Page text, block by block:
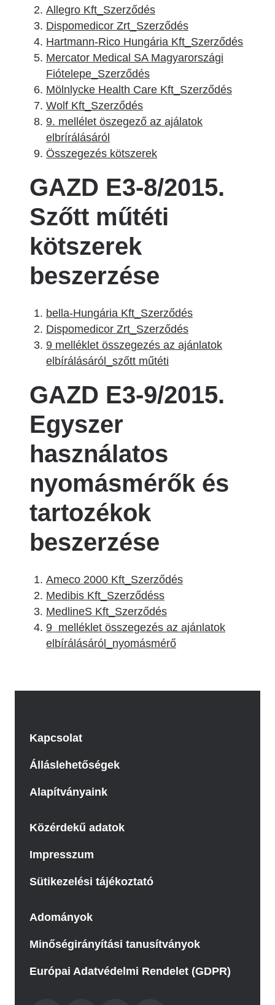
Allegro Kft_Szerződés
Dispomedicor Zrt_Szerződés
Hartmann-Rico Hungária Kft_Szerződés
Mercator Medical SA Magyarországi
Fiótelepe_Szerződés
Mölnlycke Health Care Kft_Szerződés
Wolf Kft_Szerződés
9. mellélet öszegező az ajálatok
elbrírálásáról
Összegezés kötszerek
GAZD E3-8/2015.
Szőtt műtéti
kötszerek
beszerzése
bella-Hungária Kft_Szerződés
Dispomedicor Zrt_Szerződés
9 melléklet összegezés az ajánlatok
elbírálásáról_szőtt műtéti
GAZD E3-9/2015.
Egyszer
használatos
nyomásmérők és
tartozékok
beszerzése
Ameco 2000 Kft_Szerződés
Medibis Kft_Szerződéss
MedlineS Kft_Szerződés
9 melléklet összegezés az ajánlatok
elbírálásáról_nyomásmérő
Kapcsolat
Álláslehetőségek
Alapítványaink
Közérdekű adatok
Impresszum
Sütikezelési tájékoztató
Adományok
Minőségirányítási tanusítványok
Európai Adatvédelmi Rendelet (GDPR)